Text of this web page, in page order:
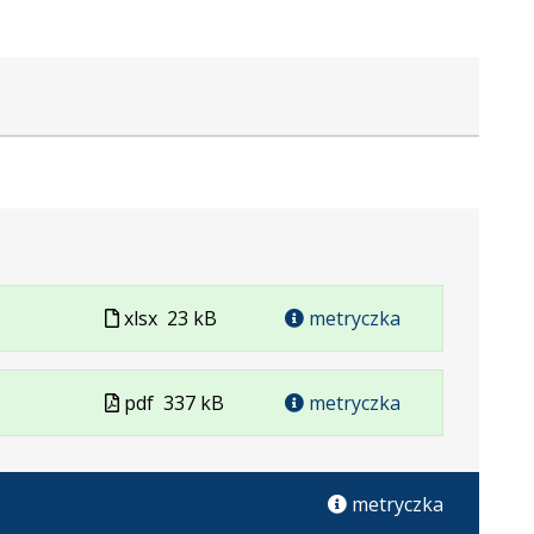
Plik
w
formacie
xlsx 23 kB metryczka
Plik
w
pdf 337 kB metryczka
metryczka